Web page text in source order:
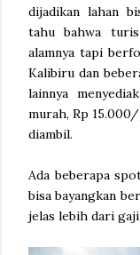
dijadikan lahan
tahu bahwa
alamnya tapi
Kalibiru dan
lainnya
murah, Rp
diambil.
Ada beberapa
bisa bayangkan
jelas lebih dari gaji